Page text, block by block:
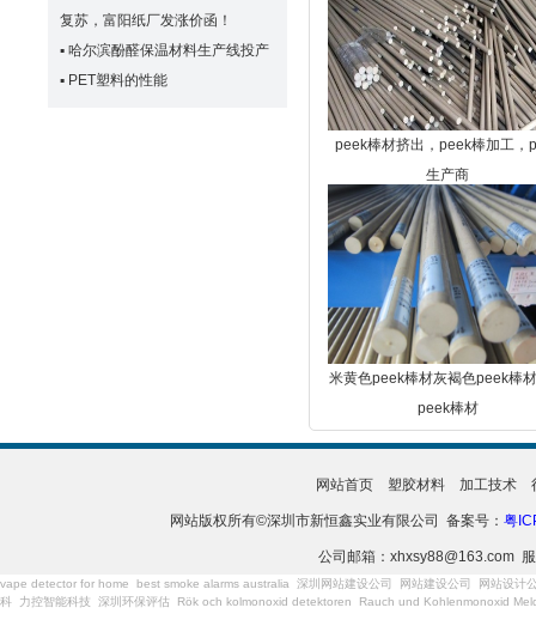
复苏，富阳纸厂发涨价函！
▪ 哈尔滨酚醛保温材料生产线投产
▪ PET塑料的性能
peek棒材挤出，peek棒加工，
生产商
米黄色peek棒材灰褐色peek棒
peek棒材
网站首页 塑胶材料 加工技术
网站版权所有©深圳市新恒鑫实业有限公司 备案号： 粤
公司邮箱：xhxsy88@163.com
vape detector for home best smoke alarms australia 深圳网站建设公司 网站建设公司
网站设计
科
力控智能科技 深圳环保评估 Rök och kolmonoxid detektoren Rauch und Kohlenmonoxid